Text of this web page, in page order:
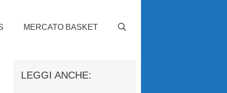
MERCATO BASKET
LEGGI ANCHE: